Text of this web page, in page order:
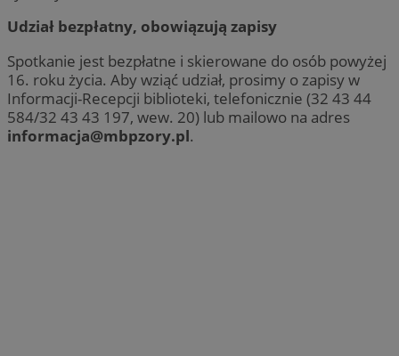
Udział bezpłatny, obowiązują zapisy
Spotkanie jest bezpłatne i skierowane do osób powyżej
16. roku życia. Aby wziąć udział, prosimy o zapisy w
Informacji-Recepcji biblioteki, telefonicznie (32 43 44
584/32 43 43 197, wew. 20) lub mailowo na adres
informacja@mbpzory.pl.